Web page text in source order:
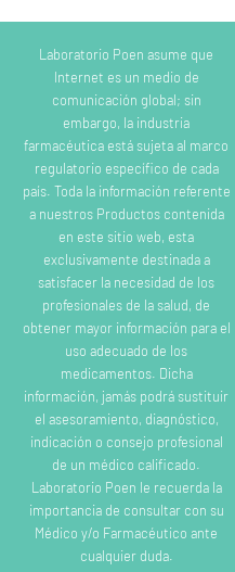
Laboratorio Poen asume que
Internet es un medio de
comunicación global; sin
embargo, la industria
farmacéutica está sujeta al marco
regulatorio específico de cada
país. Toda la información referente
a nuestros Productos contenida
en este sitio web, esta
exclusivamente destinada a
satisfacer la necesidad de los
profesionales de la salud, de
obtener mayor información para el
uso adecuado de los
medicamentos. Dicha
información, jamás podrá sustituir
el asesoramiento, diagnóstico,
indicación o consejo profesional
de un médico calificado.
Laboratorio Poen le recuerda la
importancia de consultar con su
Médico y/o Farmacéutico ante
cualquier duda.